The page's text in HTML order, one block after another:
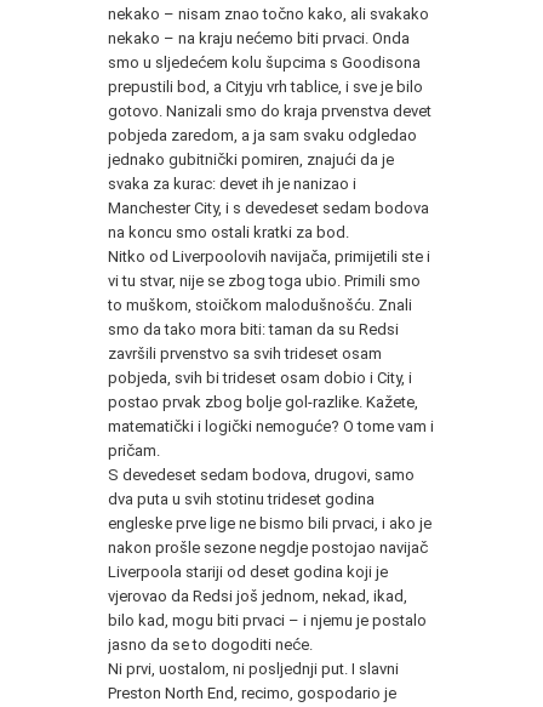
nekako – nisam znao točno kako, ali svakako
nekako – na kraju nećemo biti prvaci. Onda
smo u sljedećem kolu šupcima s Goodisona
prepustili bod, a Cityju vrh tablice, i sve je bilo
gotovo. Nanizali smo do kraja prvenstva devet
pobjeda zaredom, a ja sam svaku odgledao
jednako gubitnički pomiren, znajući da je
svaka za kurac: devet ih je nanizao i
Manchester City, i s devedeset sedam bodova
na koncu smo ostali kratki za bod.
Nitko od Liverpoolovih navijača, primijetili ste i
vi tu stvar, nije se zbog toga ubio. Primili smo
to muškom, stoičkom malodušnošću. Znali
smo da tako mora biti: taman da su Redsi
završili prvenstvo sa svih trideset osam
pobjeda, svih bi trideset osam dobio i City, i
postao prvak zbog bolje gol-razlike. Kažete,
matematički i logički nemoguće? O tome vam i
pričam.
S devedeset sedam bodova, drugovi, samo
dva puta u svih stotinu trideset godina
engleske prve lige ne bismo bili prvaci, i ako je
nakon prošle sezone negdje postojao navijač
Liverpoola stariji od deset godina koji je
vjerovao da Redsi još jednom, nekad, ikad,
bilo kad, mogu biti prvaci – i njemu je postalo
jasno da se to dogoditi neće.
Ni prvi, uostalom, ni posljednji put. I slavni
Preston North End, recimo, gospodario je